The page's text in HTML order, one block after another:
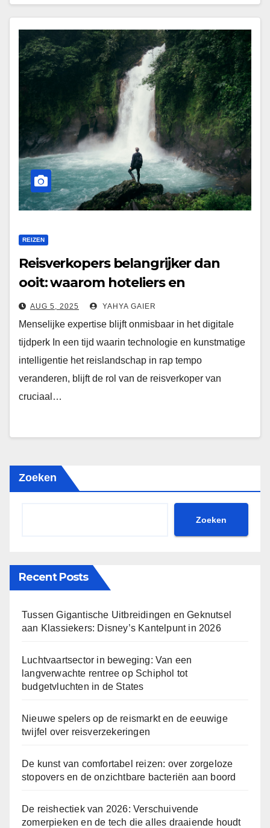
REIZEN
Reisverkopers belangrijker dan
ooit: waarom hoteliers en
bestemmingen aandacht moeten
besteden
AUG 5, 2025 YAHYA GAIER
Menselijke expertise blijft onmisbaar in het digitale
tijdperk In een tijd waarin technologie en kunstmatige
intelligentie het reislandschap in rap tempo
veranderen, blijft de rol van de reisverkoper van
cruciaal…
Zoeken
Zoeken
Recent Posts
Tussen Gigantische Uitbreidingen en Geknutsel
aan Klassiekers: Disney’s Kantelpunt in 2026
Luchtvaartsector in beweging: Van een
langverwachte rentree op Schiphol tot
budgetvluchten in de States
Nieuwe spelers op de reismarkt en de eeuwige
twijfel over reisverzekeringen
De kunst van comfortabel reizen: over zorgeloze
stopovers en de onzichtbare bacteriën aan boord
De reishectiek van 2026: Verschuivende
zomerpieken en de tech die alles draaiende houdt